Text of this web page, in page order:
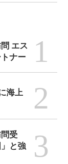
エス
ナー
1
海上
2
受
と強
3